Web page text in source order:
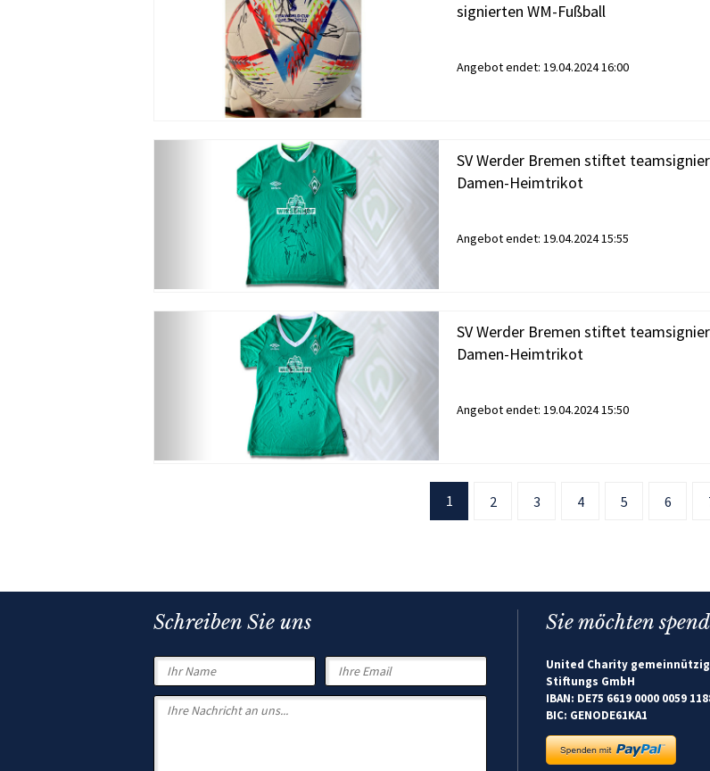
signierten WM-Fußball
Angebot endet: 19.04.2024 16:00
SV Werder Bremen stiftet
Damen-Heimtrikot
Angebot endet: 19.04.2024 15:55
SV Werder Bremen stiftet
Damen-Heimtrikot
Angebot endet: 19.04.2024 15:50
1 2 3 4 5 6
Schreiben Sie uns Sie möchten
United Charity
Stiftungs GmbH
IBAN: DE75 6619 0000 0059
BIC: GENODE61KA1